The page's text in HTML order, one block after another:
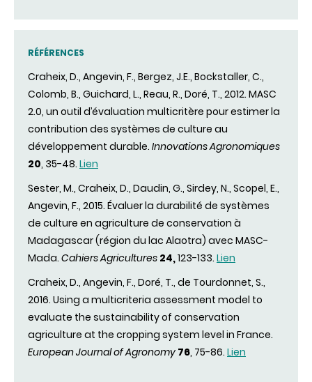
RÉFÉRENCES
Craheix, D., Angevin, F., Bergez, J.E., Bockstaller, C.,
Colomb, B., Guichard, L., Reau, R., Doré, T., 2012. MASC
2.0, un outil d’évaluation multicritère pour estimer la
contribution des systèmes de culture au
développement durable. Innovations Agronomiques
20, 35-48. Lien
Sester, M., Craheix, D., Daudin, G., Sirdey, N., Scopel, E.,
Angevin, F., 2015. Évaluer la durabilité de systèmes
de culture en agriculture de conservation à
Madagascar (région du lac Alaotra) avec MASC-
Mada. Cahiers Agricultures 24,123-133. Lien
Craheix, D., Angevin, F., Doré, T., de Tourdonnet, S.,
2016. Using a multicriteria assessment model to
evaluate the sustainability of conservation
agriculture at the cropping system level in France.
European Journal of Agronomy 76, 75-86. Lien